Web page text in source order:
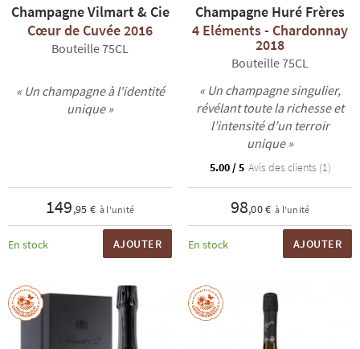
Champagne Vilmart & Cie
Cœur de Cuvée 2016
Bouteille 75CL
« Un champagne à l'identité
unique »
149,95 € à l'unité
En stock AJOUTER
Champagne Huré Frères
4 Eléments - Chardonnay
2018
Bouteille 75CL
« Un champagne singulier,
révélant toute la richesse et
l’intensité d’un terroir
unique »
5.00 / 5 Avis des clients (1)
98,00 € à l'unité
En stock AJOUTER